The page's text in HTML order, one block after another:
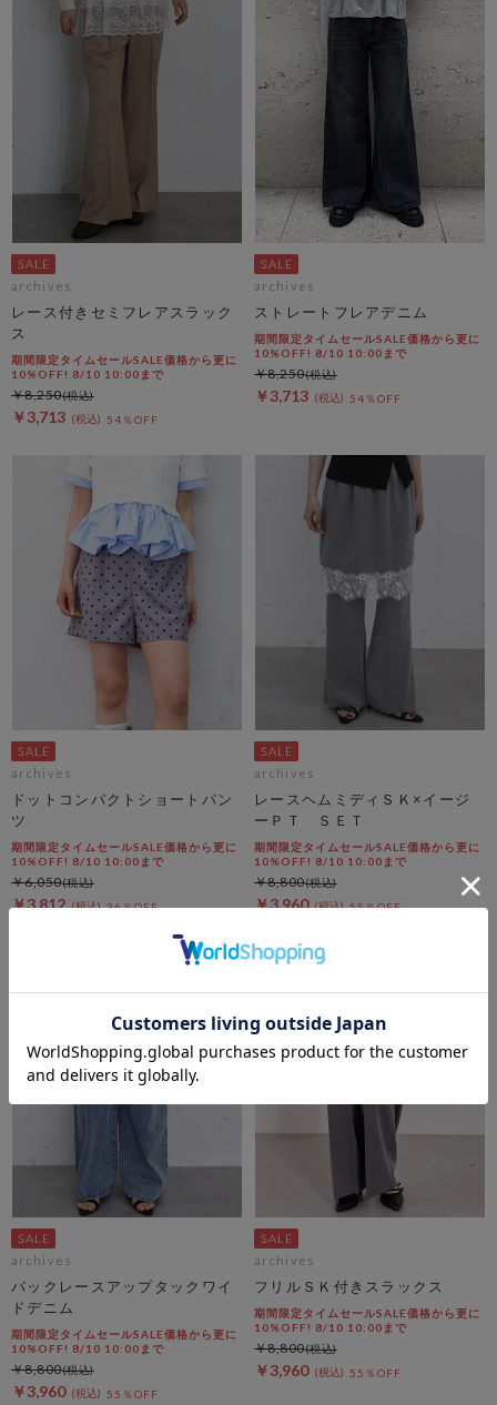
archives
レース付きセミフレアスラック
ス
期間限定タイムセールSALE価格から更に
10%OFF! 8/10 10:00まで
￥3,713 54％OFF
￥8,250
archives
ストレートフレアデニム
期間限定タイムセールSALE価格から更に
10%OFF! 8/10 10:00まで
￥3,713 54％OFF
￥8,250
archives
ドットコンパクトショートパン
ツ
期間限定タイムセールSALE価格から更に
10%OFF! 8/10 10:00まで
￥3,812 36％OFF
￥6,050
archives
レースヘムミディＳＫ×イージ
ーＰＴ ＳＥＴ
期間限定タイムセールSALE価格から更に
10%OFF! 8/10 10:00まで
￥3,960 55％OFF
￥8,800
archives
バックレースアップタックワイ
ドデニム
期間限定タイムセールSALE価格から更に
10%OFF! 8/10 10:00まで
￥3,960 55％OFF
￥8,800
archives
フリルＳＫ付きスラックス
期間限定タイムセールSALE価格から更に
10%OFF! 8/10 10:00まで
￥3,960 55％OFF
￥8,800